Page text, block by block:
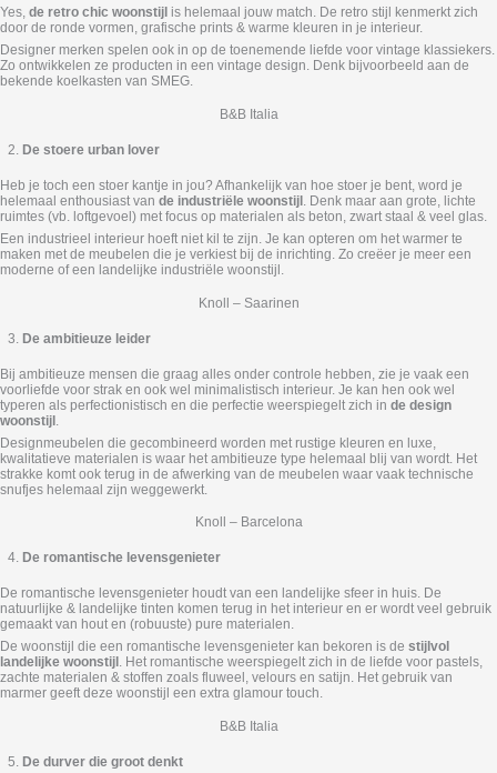
Yes, de retro chic woonstijl is helemaal jouw match. De retro stijl kenmerkt zich
door de ronde vormen, grafische prints & warme kleuren in je interieur.
Designer merken spelen ook in op de toenemende liefde voor vintage klassiekers.
Zo ontwikkelen ze producten in een vintage design. Denk bijvoorbeeld aan de
bekende koelkasten van SMEG.
B&B Italia
De stoere urban lover
Heb je toch een stoer kantje in jou? Afhankelijk van hoe stoer je bent, word je
helemaal enthousiast van de industriële woonstijl . Denk maar aan grote, lichte
ruimtes (vb. loftgevoel) met focus op materialen als beton, zwart staal & veel glas.
Een industrieel interieur hoeft niet kil te zijn. Je kan opteren om het warmer te
maken met de meubelen die je verkiest bij de inrichting. Zo creëer je meer een
moderne of een landelijke industriële woonstijl.
Knoll – Saarinen
De ambitieuze leider
Bij ambitieuze mensen die graag alles onder controle hebben, zie je vaak een
voorliefde voor strak en ook wel minimalistisch interieur. Je kan hen ook wel
typeren als perfectionistisch en die perfectie weerspiegelt zich in de design
woonstijl
Designmeubelen die gecombineerd worden met rustige kleuren en luxe,
kwalitatieve materialen is waar het ambitieuze type helemaal blij van wordt. Het
strakke komt ook terug in de afwerking van de meubelen waar vaak technische
snufjes helemaal zijn weggewerkt.
Knoll – Barcelona
De romantische levensgenieter
De romantische levensgenieter houdt van een landelijke sfeer in huis. De
natuurlijke & landelijke tinten komen terug in het interieur en er wordt veel gebruik
gemaakt van hout en (robuuste) pure materialen.
De woonstijl die een romantische levensgenieter kan bekoren is de stijlvol
landelijke woonstijl . Het romantische weerspiegelt zich in de liefde voor pastels,
zachte materialen & stoffen zoals fluweel, velours en satijn. Het gebruik van
marmer geeft deze woonstijl een extra glamour touch.
B&B Italia
De durver die groot denkt